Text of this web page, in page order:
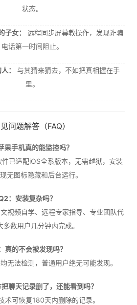
状态。
子女：
远程同步屏幕教操作，发现诈骗
电话第一时间阻止。
：
与其猜来猜去，不如把真相握在手
里。
问题解答（FAQ）
果手机真的能监控吗？
已适配iOS全系版本，无需越狱，安装
无图标隐藏和后台运行。
：安装复杂吗？
视频自学、远程专家指导、专业团队代
多数用户几分钟内完成。
真的不会被发现吗？
无法检测，普通用户绝无可能发现。
聊天记录删了，还能看到吗？
术可恢复180天内删除的记录。